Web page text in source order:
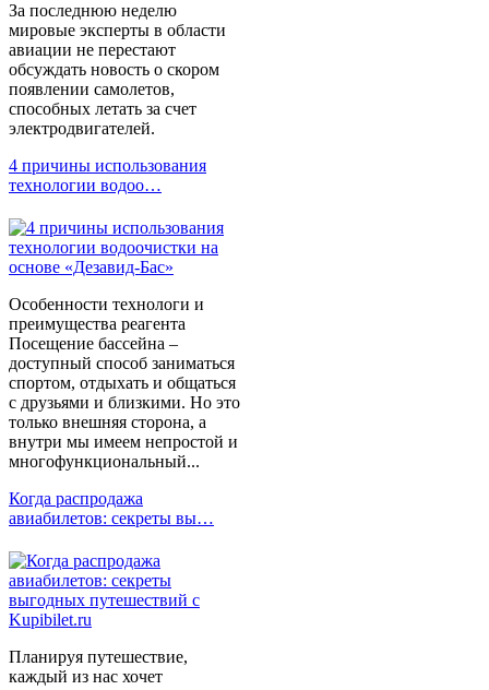
За последнюю неделю
мировые эксперты в области
авиации не перестают
обсуждать новость о скором
появлении самолетов,
способных летать за счет
электродвигателей.
4 причины использования
технологии водоо…
Особенности технологи и
преимущества реагента
Посещение бассейна –
доступный способ заниматься
спортом, отдыхать и общаться
с друзьями и близкими. Но это
только внешняя сторона, а
внутри мы имеем непростой и
многофункциональный...
Когда распродажа
авиабилетов: секреты вы…
Планируя путешествие,
каждый из нас хочет